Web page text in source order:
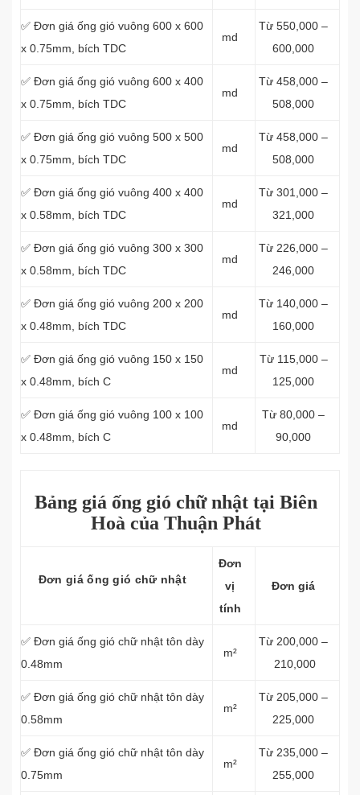
✅ Đơn giá ống gió vuông 600 x 600
x 0.75mm, bích TDC
md
Từ 550,000 –
600,000
✅ Đơn giá ống gió vuông 600 x 400
x 0.75mm, bích TDC
md
Từ 458,000 –
508,000
✅ Đơn giá ống gió vuông 500 x 500
x 0.75mm, bích TDC
md
Từ 458,000 –
508,000
✅ Đơn giá ống gió vuông 400 x 400
x 0.58mm, bích TDC
md
Từ 301,000 –
321,000
✅ Đơn giá ống gió vuông 300 x 300
x 0.58mm, bích TDC
md
Từ 226,000 –
246,000
✅ Đơn giá ống gió vuông 200 x 200
x 0.48mm, bích TDC
md
Từ 140,000 –
160,000
✅ Đơn giá ống gió vuông 150 x 150
x 0.48mm, bích C
md
Từ 115,000 –
125,000
✅ Đơn giá ống gió vuông 100 x 100
x 0.48mm, bích C
md
Từ 80,000 –
90,000
Bảng giá ống gió chữ nhật tại Biên
Hoà của Thuận Phát
Đơn giá ống gió chữ nhật
Đơn
vị
tính
Đơn giá
✅ Đơn giá ống gió chữ nhật tôn dày
0.48mm
m²
Từ 200,000 –
210,000
✅ Đơn giá ống gió chữ nhật tôn dày
0.58mm
m²
Từ 205,000 –
225,000
✅ Đơn giá ống gió chữ nhật tôn dày
0.75mm
m²
Từ 235,000 –
255,000